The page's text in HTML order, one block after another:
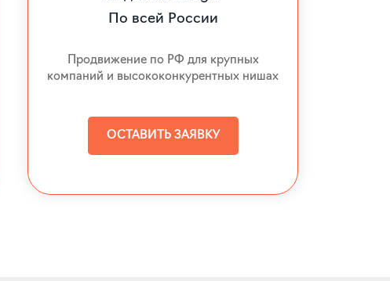
По всей России
Продвижение по РФ для крупных
компаний и высококонкурентных нишах
ОСТАВИТЬ ЗАЯВКУ